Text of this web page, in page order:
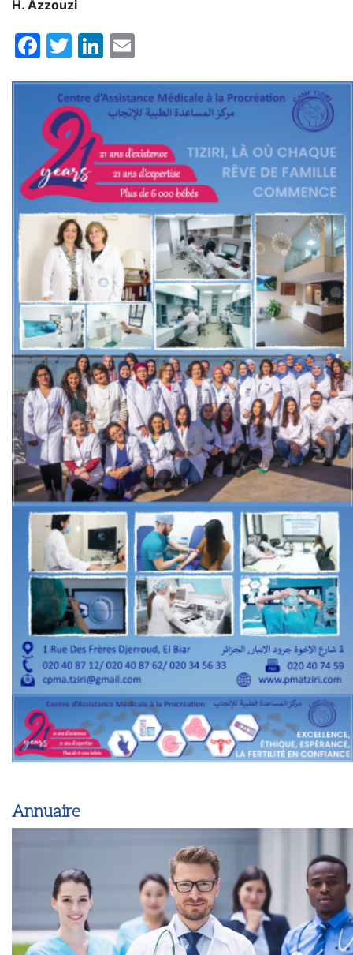
H. Azzouzi
Facebook
TwitterLinkedIn
Annuaire